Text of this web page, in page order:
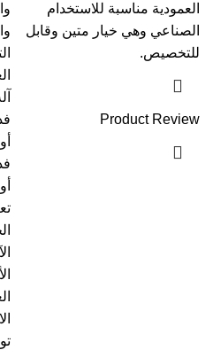
العمودية مناسبة للاستخدام
الصناعي وهي خيار متين وقابل
للتخصيص.
Product Review